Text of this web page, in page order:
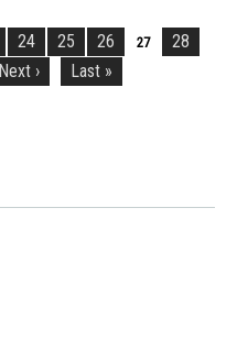
24 25 26 27
28
Next › Last »